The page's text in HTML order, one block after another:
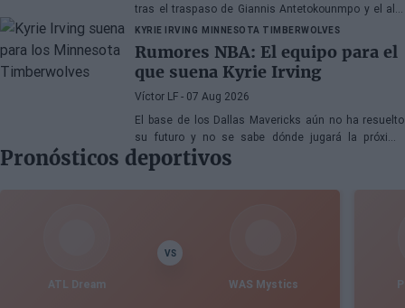
tras el traspaso de Giannis Antetokounmpo y el ala-
pívot podría ser el siguiente
KYRIE IRVING MINNESOTA TIMBERWOLVES
Rumores NBA: El equipo para el
que suena Kyrie Irving
Víctor LF - 07 Aug 2026
El base de los Dallas Mavericks aún no ha resuelto
su futuro y no se sabe dónde jugará la próxima
temporada
Pronósticos deportivos
ATL Dream
VS
WAS Mystics